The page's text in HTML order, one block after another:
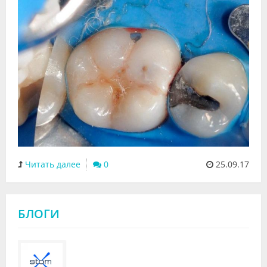
Видео
Форум
Клиники
Специалисты
Галерея
Блоги
Лаборатории
Читать далее 0 25.09.17
БЛОГИ